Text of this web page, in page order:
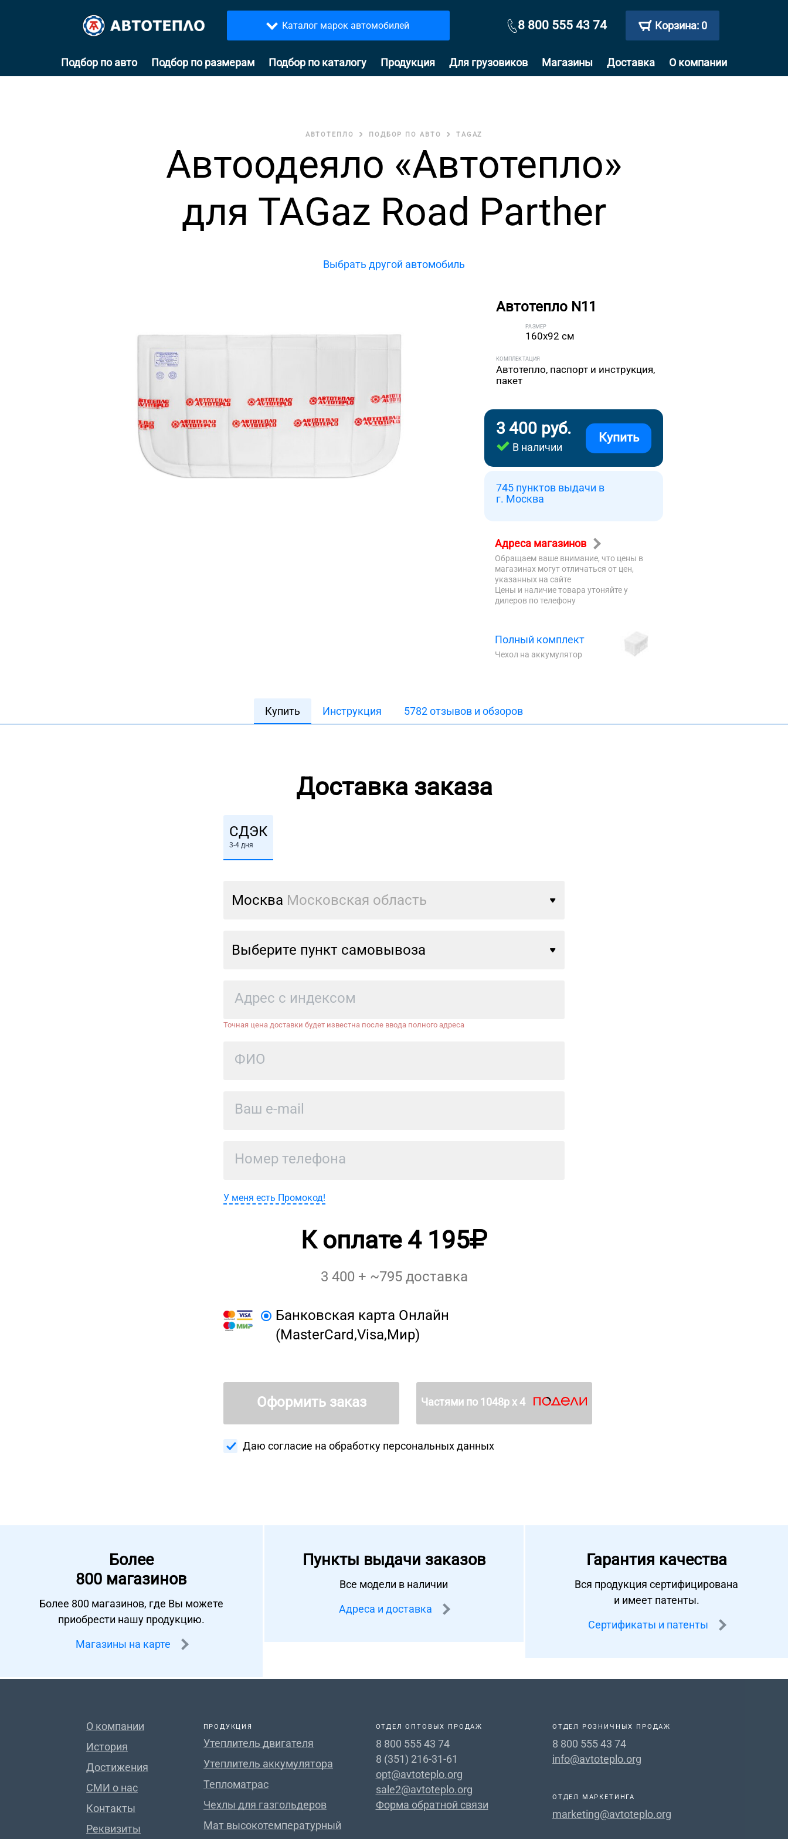
Каталог марок автомобилей 8 800 555 43 74 Корзина: 0
Подбор по авто Подбор по размерам Подбор по каталогу Продукция Для грузовиков Магазины Доставка О компании
АВТОТЕПЛО ПОДБОР ПО АВТО TAGAZ
Автоодеяло «Автотепло»
для TAGaz Road Parther
Выбрать другой автомобиль
Автотепло N11
РАЗМЕР
160x92 см
КОМПЛЕКТАЦИЯ
Автотепло, паспорт и инструкция,
пакет
3 400 руб.
В наличии
Купить
745 пунктов выдачи в
г. Москва
Адреса магазинов
Обращаем ваше внимание, что цены в
магазинах могут отличаться от цен,
указанных на сайте
Цены и наличие товара утоняйте у
дилеров по телефону
Полный комплект
Чехол на аккумулятор
Купить Инструкция 5782 отзывов и обзоров
Доставка заказа
СДЭК
3-4 дня
Москва Московская область
Выберите пункт самовывоза
Точная цена доставки будет известна после ввода полного адреса
У меня есть Промокод!
К оплате 4 195
3 400 + ~795доставка
Банковская карта Онлайн
(MasterCard,Visa,Мир)
Оформить заказ Частями по 1048р х 4
Даю согласие на обработку персональных данных
Более
800 магазинов
Более 800 магазинов, где Вы можете
приобрести нашу продукцию.
Магазины на карте
Пункты выдачи заказов
Все модели в наличии
Адреса и доставка
Гарантия качества
Вся продукция сертифицирована
и имеет патенты.
Сертификаты и патенты
О компании
История
Достижения
СМИ о нас
Контакты
Реквизиты
ПРОДУКЦИЯ
Утеплитель двигателя
Утеплитель аккумулятора
Тепломатрас
Чехлы для газгольдеров
Мат высокотемпературный
ОТДЕЛ ОПТОВЫХ ПРОДАЖ
8 800 555 43 74
8 (351) 216-31-61
opt@avtoteplo.org
sale2@avtoteplo.org
Форма обратной связи
ОТДЕЛ РОЗНИЧНЫХ ПРОДАЖ
8 800 555 43 74
info@avtoteplo.org
ОТДЕЛ МАРКЕТИНГА
marketing@avtoteplo.org